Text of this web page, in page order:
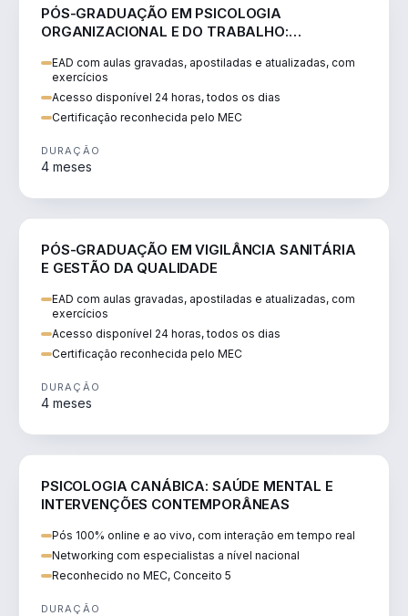
PÓS-GRADUAÇÃO EM PSICOLOGIA
ORGANIZACIONAL E DO TRABALHO:
EAD com aulas gravadas, apostiladas e atualizadas, com
exercícios
Acesso disponível 24 horas, todos os dias
Certificação reconhecida pelo MEC
DURAÇÃO
4 meses
PÓS-GRADUAÇÃO EM VIGILÂNCIA SANITÁRIA
E GESTÃO DA QUALIDADE
EAD com aulas gravadas, apostiladas e atualizadas, com
exercícios
Acesso disponível 24 horas, todos os dias
Certificação reconhecida pelo MEC
DURAÇÃO
4 meses
PSICOLOGIA CANÁBICA: SAÚDE MENTAL E
INTERVENÇÕES CONTEMPORÂNEAS
Pós 100% online e ao vivo, com interação em tempo real
Networking com especialistas a nível nacional
Reconhecido no MEC, Conceito 5
DURAÇÃO